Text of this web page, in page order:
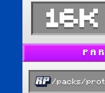
16K
/packs/